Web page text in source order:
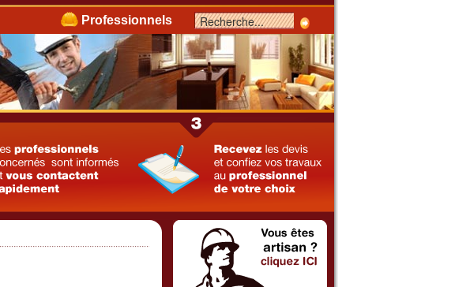
Professionnels